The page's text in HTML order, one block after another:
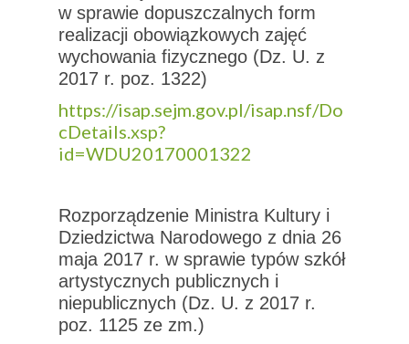
w sprawie dopuszczalnych form
realizacji obowiązkowych zajęć
wychowania fizycznego (Dz. U. z
2017 r. poz. 1322)
https://isap.sejm.gov.pl/isap.nsf/Do
cDetails.xsp?
id=WDU20170001322
Rozporządzenie Ministra Kultury i
Dziedzictwa Narodowego z dnia 26
maja 2017 r. w sprawie typów szkół
artystycznych publicznych i
niepublicznych (Dz. U. z 2017 r.
poz. 1125 ze zm.)